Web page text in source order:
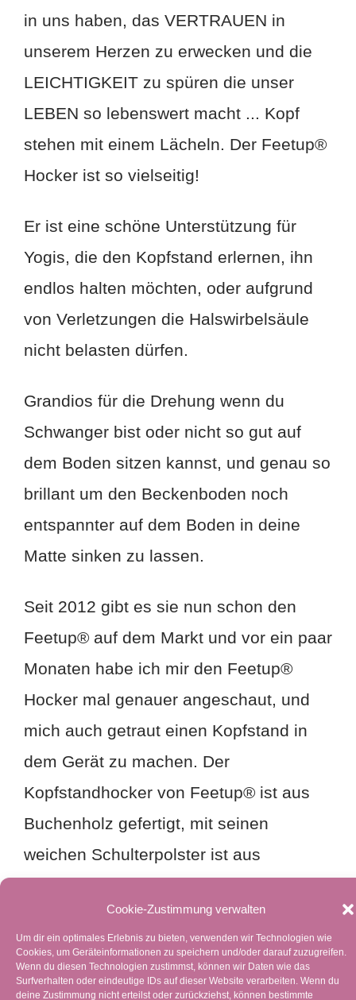
Cookie-Zustimmung verwalten
Um dir ein optimales Erlebnis zu bieten, verwenden wir Technologien wie
Cookies, um Geräteinformationen zu speichern und/oder darauf zuzugreifen.
Wenn du diesen Technologien zustimmst, können wir Daten wie das
Surfverhalten oder eindeutige IDs auf dieser Website verarbeiten. Wenn du
deine Zustimmung nicht erteilst oder zurückziehst, können bestimmte
in uns haben, das VERTRAUEN in
unserem Herzen zu erwecken und die
LEICHTIGKEIT zu spüren die unser
LEBEN so lebenswert macht ... Kopf
stehen mit einem Lächeln. Der Feetup®
Hocker ist so vielseitig!
Er ist eine schöne Unterstützung für
Yogis, die den Kopfstand erlernen, ihn
endlos halten möchten, oder aufgrund
von Verletzungen die Halswirbelsäule
nicht belasten dürfen.
Grandios für die Drehung wenn du
Schwanger bist oder nicht so gut auf
dem Boden sitzen kannst, und genau so
brillant um den Beckenboden noch
entspannter auf dem Boden in deine
Matte sinken zu lassen.
Seit 2012 gibt es sie nun schon den
Feetup® auf dem Markt und vor ein paar
Monaten habe ich mir den Feetup®
Hocker mal genauer angeschaut, und
mich auch getraut einen Kopfstand in
dem Gerät zu machen. Der
Kopfstandhocker von Feetup® ist aus
Buchenholz gefertigt, mit seinen
weichen Schulterpolster ist aus
spielerisch auf- und abbauen, falls man
ihn mit auf Reisen mitnehmen möchte.
Er lässt sich platzsparend stapeln,